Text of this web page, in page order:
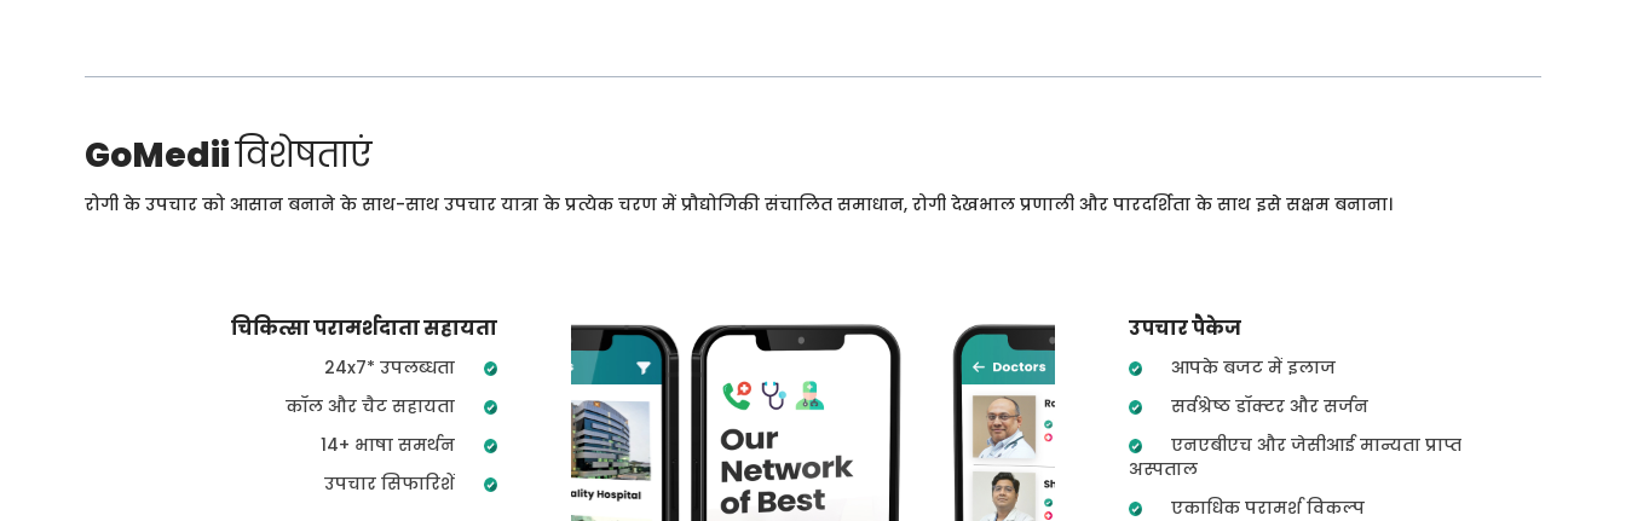
GoMediiविशेषताएं
रोगी के उपचार को आसान बनाने के साथ-साथ उपचार यात्रा के प्रत्येक चरण में प्रौद्योगिकी संचालित समाधान, रोगी देखभाल प्रणाली और पारदर्शिता के साथ इसे सक्षम बनाना।
चिकित्सा परामर्शदाता सहायता
24x7* उपलब्धता
कॉल और चैट सहायता
14+ भाषा समर्थन
उपचार सिफारिशें
उपचार पैकेज
आपके बजट में इलाज
सर्वश्रेष्ठ डॉक्टर और सर्जन
एनएबीएच और जेसीआई मान्यता प्राप्त
अस्पताल
एकाधिक परामर्श विकल्प